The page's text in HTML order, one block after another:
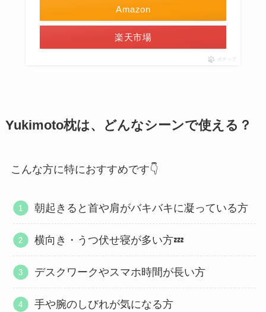
Amazon
楽天市場
ポチップ
Yukimoto枕は、どんなシーンで使える？
こんな方に特におすすめです👇
朝起きると首や肩がバキバキに凝っている方
横向き・うつ伏せ寝が多い方💤
デスクワークやスマホ時間が長い方
手や腕のしびれが気になる方